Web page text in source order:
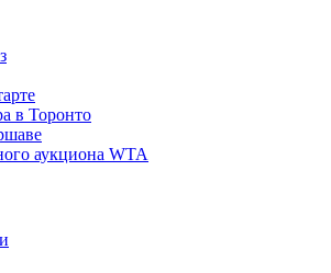
в Торонто
аукциона WTA